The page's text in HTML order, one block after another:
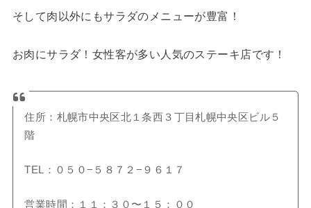
そして肉以外にもサラダのメニューが豊富！
お肉にサラダ！女性客が多い人気のステーキ店です！
住所：札幌市中央区北１条西３丁目札幌中央区ビル５
階
TEL：０５０−５８７２−９６１７
営業時間：１１：３０〜１５：００